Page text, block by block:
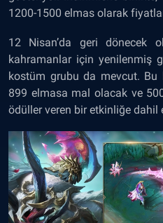
1200-1500 elmas olarak
12 Nisan’da geri
kahramanlar için yenilenmiş
kostüm grubu da mevcut. Bu
899 elmasa mal olacak ve
ödüller veren bir etkinliğe dahil